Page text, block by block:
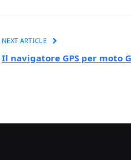
NEXT ARTICLE
Il navigatore GPS per moto